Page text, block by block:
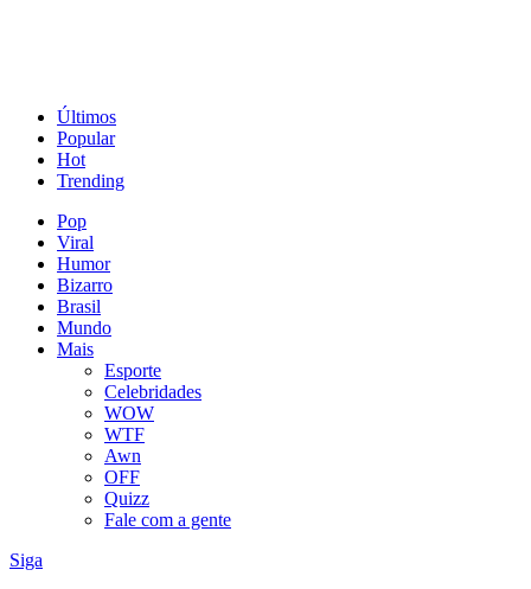
Últimos
Popular
Hot
Trending
Pop
Viral
Humor
Bizarro
Brasil
Mundo
Mais
Esporte
Celebridades
WOW
WTF
Awn
OFF
Quizz
Fale com a gente
Siga